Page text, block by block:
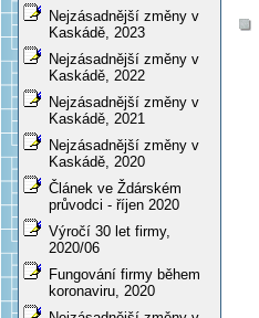
Nejzásadnější změny v
Kaskádě, 2023
Nejzásadnější změny v
Kaskádě, 2022
Nejzásadnější změny v
Kaskádě, 2021
Nejzásadnější změny v
Kaskádě, 2020
Článek ve Ždárském
průvodci - říjen 2020
Výročí 30 let firmy,
2020/06
Fungování firmy během
koronaviru, 2020